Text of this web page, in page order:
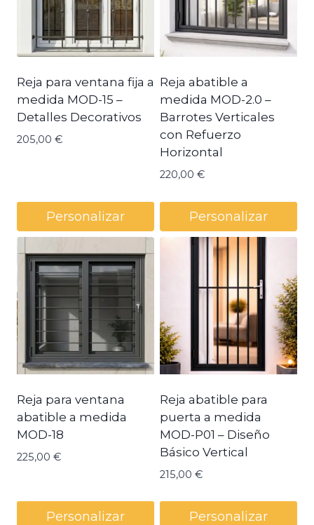
Reja para ventana fija a
medida MOD-15 –
Detalles Decorativos
205,00 €
Personalizar
Reja abatible a
medida MOD-2.0 –
Barrotes Verticales
con Refuerzo
Horizontal
220,00 €
Personalizar
Reja para ventana
abatible a medida
MOD-18
225,00 €
Personalizar
Reja abatible para
puerta a medida
MOD-P01 – Diseño
Básico Vertical
215,00 €
Personalizar